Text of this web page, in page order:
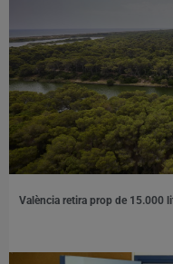
València retira prop de 15.000